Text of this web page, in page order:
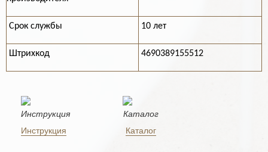
Срок службы 10 лет
Штрихкод 4690389155512
Инструкция Каталог